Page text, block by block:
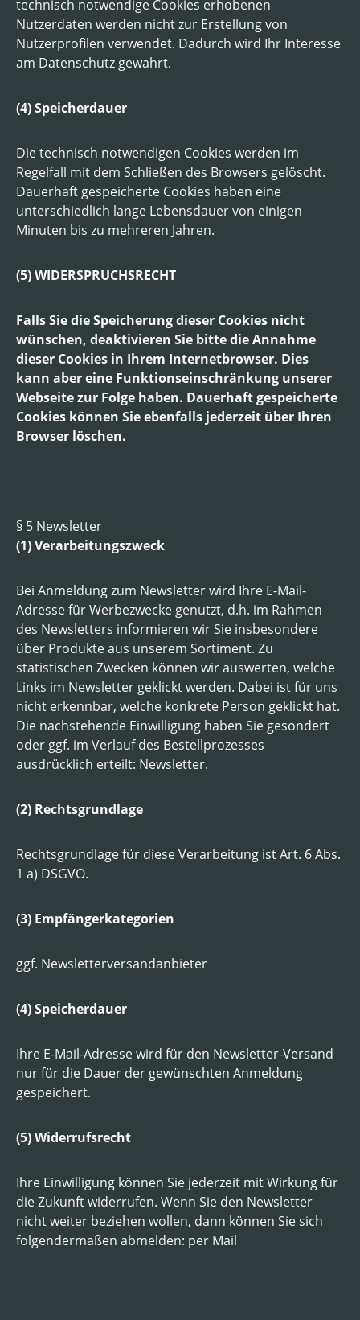
technisch notwendige Cookies erhobenen
Nutzerdaten werden nicht zur Erstellung von
Nutzerprofilen verwendet. Dadurch wird Ihr Interesse
am Datenschutz gewahrt.
(4) Speicherdauer
Die technisch notwendigen Cookies werden im
Regelfall mit dem Schließen des Browsers gelöscht.
Dauerhaft gespeicherte Cookies haben eine
unterschiedlich lange Lebensdauer von einigen
Minuten bis zu mehreren Jahren.
(5) WIDERSPRUCHSRECHT
Falls Sie die Speicherung dieser Cookies nicht
wünschen, deaktivieren Sie bitte die Annahme
dieser Cookies in Ihrem Internetbrowser. Dies
kann aber eine Funktionseinschränkung unserer
Webseite zur Folge haben. Dauerhaft gespeicherte
Cookies können Sie ebenfalls jederzeit über Ihren
Browser löschen.
§ 5 Newsletter
(1) Verarbeitungszweck
Bei Anmeldung zum Newsletter wird Ihre E-Mail-
Adresse für Werbezwecke genutzt, d.h. im Rahmen
des Newsletters informieren wir Sie insbesondere
über Produkte aus unserem Sortiment. Zu
statistischen Zwecken können wir auswerten, welche
Links im Newsletter geklickt werden. Dabei ist für uns
nicht erkennbar, welche konkrete Person geklickt hat.
Die nachstehende Einwilligung haben Sie gesondert
oder ggf. im Verlauf des Bestellprozesses
ausdrücklich erteilt: Newsletter.
(2) Rechtsgrundlage
Rechtsgrundlage für diese Verarbeitung ist Art. 6 Abs.
1 a) DSGVO.
(3) Empfängerkategorien
ggf. Newsletterversandanbieter
(4) Speicherdauer
Ihre E-Mail-Adresse wird für den Newsletter-Versand
nur für die Dauer der gewünschten Anmeldung
gespeichert.
(5) Widerrufsrecht
Ihre Einwilligung können Sie jederzeit mit Wirkung für
die Zukunft widerrufen. Wenn Sie den Newsletter
nicht weiter beziehen wollen, dann können Sie sich
folgendermaßen abmelden: per Mail